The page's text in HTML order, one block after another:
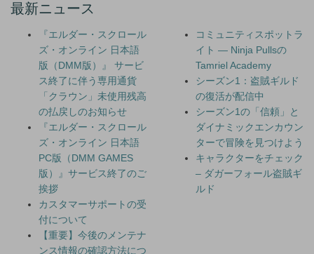
最新ニュース
『エルダー・スクロール
ズ・オンライン 日本語
版（DMM版）』 サービ
ス終了に伴う専用通貨
「クラウン」未使用残高
の払戻しのお知らせ
『エルダー・スクロール
ズ・オンライン 日本語
PC版（DMM GAMES
版）』サービス終了のご
挨拶
カスタマーサポートの受
付について
【重要】今後のメンテナ
ンス情報の確認方法につ
コミュニティスポットラ
イト — Ninja Pullsの
Tamriel Academy
シーズン1：盗賊ギルド
の復活が配信中
シーズン1の「信頼」と
ダイナミックエンカウン
ターで冒険を見つけよう
キャラクターをチェック
– ダガーフォール盗賊ギ
ルド